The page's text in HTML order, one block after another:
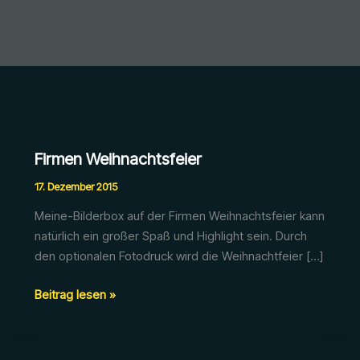
Firmen Weihnachtsfeier
17. Dezember 2015
Meine-Bilderbox auf der Firmen Weihnachtsfeier kann
natürlich ein großer Spaß und Highlight sein. Durch
den optionalen Fotodruck wird die Weihnachtfeier […]
Firmen
Beitrag lesen »